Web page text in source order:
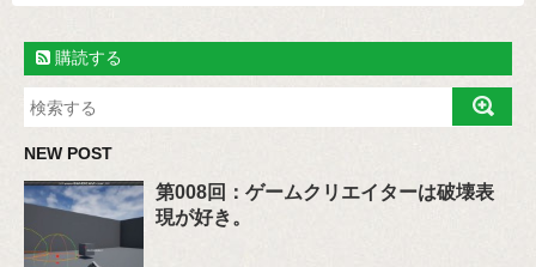
購読する
NEW POST
第008回：ゲームクリエイターは破壊表
現が好き。